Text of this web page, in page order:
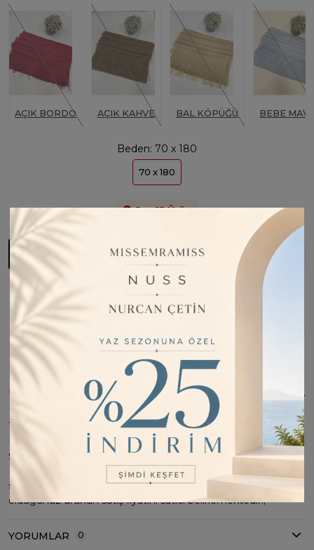
AÇIK BORDO AÇIK KAHVE BAL KÖPÜĞÜ BEBE
Beden: 70 x 180
70 x 180
Son13Ürün
Sepete Ekle
Barkod:
EBU0001
Bu Ürünü Paylaş
ÜRÜN BILGISI
15 gün içinde ücretsiz iade. Detaylı bilgi için tıklayın; Bu ürün
ELA BUTİK tarafından gönderilecektir.; % 30 İpek %70 Koton
Şal; Tok durur, İstenilen şekli alır, İç göstermez.;
KANSOREJEN MADDE İÇERMEZ.; Kampanya fiyatından
satılmak üzere 5 adetten az stok bulunmaktadır.; İncelemiş
olduğunuz ürünün satış fiyatını satıcı belirlemektedir.;
YORUMLAR 0